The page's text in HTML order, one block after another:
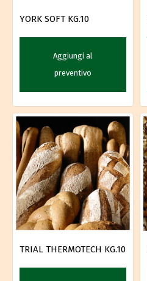
YORK SOFT KG.10
Aggiungi al
preventivo
TRIAL THERMOTECH KG.10